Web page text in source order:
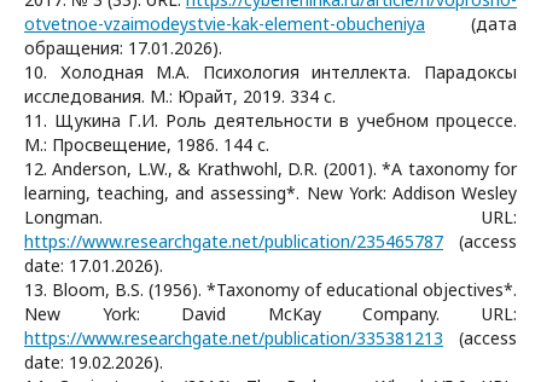
otvetnoe-vzaimodeystvie-kak-element-obucheniya (дата
обращения: 17.01.2026).
10. Холодная М.А. Психология интеллекта. Парадоксы
исследования. М.: Юрайт, 2019. 334 с.
11. Щукина Г.И. Роль деятельности в учебном процессе.
М.: Просвещение, 1986. 144 с.
12. Anderson, L.W., & Krathwohl, D.R. (2001). *A taxonomy for
learning, teaching, and assessing*. New York: Addison Wesley
Longman. URL:
https://www.researchgate.net/publication/235465787 (access
date: 17.01.2026).
13. Bloom, B.S. (1956). *Taxonomy of educational objectives*.
New York: David McKay Company. URL:
https://www.researchgate.net/publication/335381213 (access
date: 19.02.2026).